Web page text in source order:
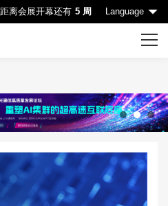
距离会展开幕还有 5 周 Language